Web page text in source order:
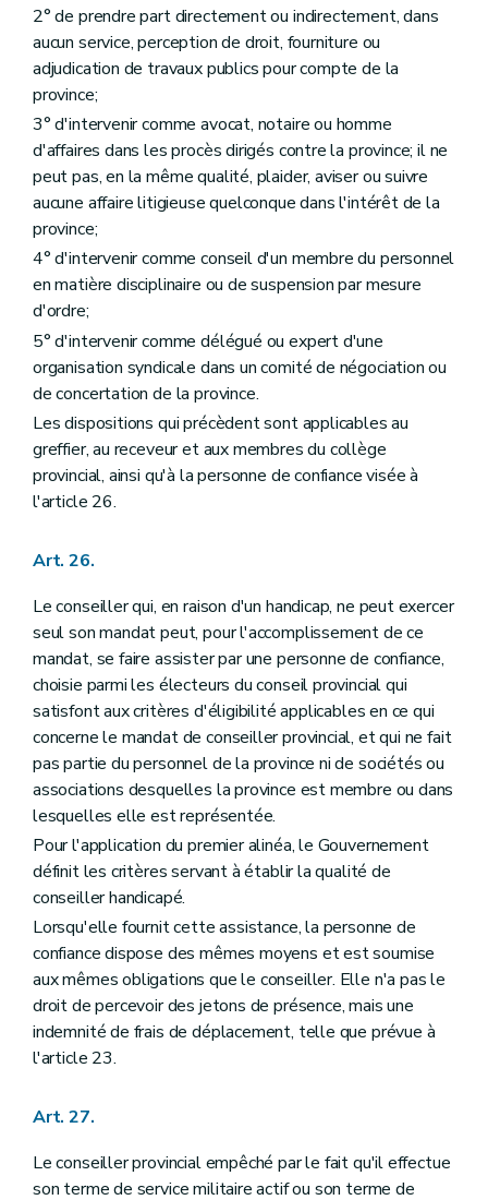
2° de prendre part directement ou indirectement, dans
aucun service, perception de droit, fourniture ou
adjudication de travaux publics pour compte de la
province;
3° d'intervenir comme avocat, notaire ou homme
d'affaires dans les procès dirigés contre la province; il ne
peut pas, en la même qualité, plaider, aviser ou suivre
aucune affaire litigieuse quelconque dans l'intérêt de la
province;
4° d'intervenir comme conseil d'un membre du personnel
en matière disciplinaire ou de suspension par mesure
d'ordre;
5° d'intervenir comme délégué ou expert d'une
organisation syndicale dans un comité de négociation ou
de concertation de la province.
Les dispositions qui précèdent sont applicables au
greffier, au receveur et aux membres du collège
provincial, ainsi qu'à la personne de confiance visée à
l'article 26.
Art. 26.
Le conseiller qui, en raison d'un handicap, ne peut exercer
seul son mandat peut, pour l'accomplissement de ce
mandat, se faire assister par une personne de confiance,
choisie parmi les électeurs du conseil provincial qui
satisfont aux critères d'éligibilité applicables en ce qui
concerne le mandat de conseiller provincial, et qui ne fait
pas partie du personnel de la province ni de sociétés ou
associations desquelles la province est membre ou dans
lesquelles elle est représentée.
Pour l'application du premier alinéa, le Gouvernement
définit les critères servant à établir la qualité de
conseiller handicapé.
Lorsqu'elle fournit cette assistance, la personne de
confiance dispose des mêmes moyens et est soumise
aux mêmes obligations que le conseiller. Elle n'a pas le
droit de percevoir des jetons de présence, mais une
indemnité de frais de déplacement, telle que prévue à
l'article 23.
Art. 27.
Le conseiller provincial empêché par le fait qu'il effectue
son terme de service militaire actif ou son terme de